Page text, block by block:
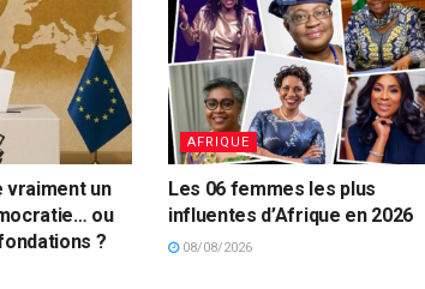
vraiment un
ou
?
AFRIQUE
Les 06 femmes les plus
influentes d’Afrique en 2026
08/08/2026